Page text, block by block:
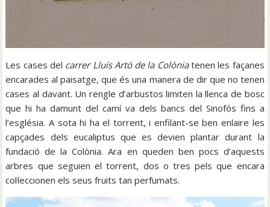
Les cases del carrer Lluís Artó de la Colòniatenen les façanes
encarades al paisatge, que és una manera de dir que no tenen
cases al davant. Un rengle d’arbustos limiten la llenca de bosc
que hi ha damunt del camí va dels bancs del Sinofós fins a
l’església. A sota hi ha el torrent, i enfilant-se ben enlaire les
capçades dels eucaliptus que es devien plantar durant la
fundació de la Colònia. Ara en queden ben pocs d’aquests
arbres que seguien el torrent, dos o tres pels que encara
col·leccionen els seus fruits tan perfumats.